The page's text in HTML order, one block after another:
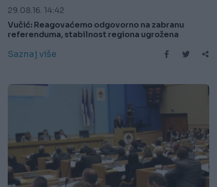
29.08.16. 14:42
Vučić: Reagovaćemo odgovorno na zabranu
referenduma, stabilnost regiona ugrožena
Saznaj više